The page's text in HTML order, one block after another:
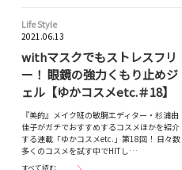
Life Style
2021.06.13
withマスクでもストレスフリ
ー！ 眼鏡の強力くもり止めジ
ェル【ゆかコスメetc.＃18】
『美的』メイク班の敏腕エディター・杉浦由
佳子がガチでおすすめするコスメほかを紹介
する連載「ゆかコスメetc.」第18回！ 日々数
多くのコスメを試す中でHITし…